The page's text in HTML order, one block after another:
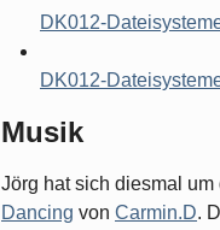
DK012-
DK012-
Musik
Jörg hat sich diesmal
Dancing von Carmin.D.